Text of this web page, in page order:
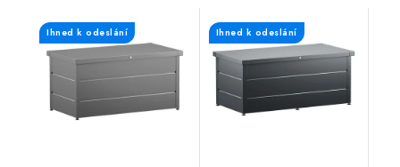
Ihned k odeslání Ihned k odeslání